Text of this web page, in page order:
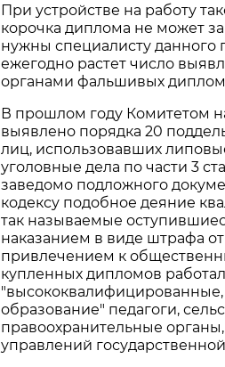
При устройстве на работу
корочка диплома не может
нужны специалисту данного
ежегодно растет число
органами фальшивых
В прошлом году Комитетом
выявлено порядка 20
лиц, использовавших
уголовные дела по части 3
заведомо подложного
кодексу подобное деяние
так называемые
наказанием в виде штрафа
привлечением к
купленных дипломов
образование" педагоги,
правоохранительные
управлений